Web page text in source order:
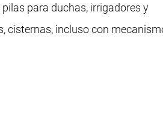
para duchas, irrigadores y
cisternas, incluso con